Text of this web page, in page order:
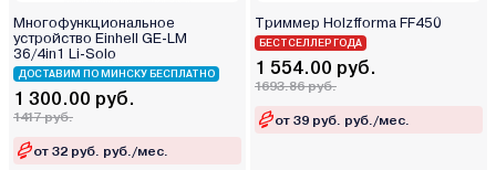
Многофункциональное
устройство Einhell GE-LM
36/4in1 Li-Solo
ДОСТАВИМ ПО МИНСКУ БЕСПЛАТНО
1 300.00 руб.
1417 руб.
от 32 руб. руб./мес.
Триммер Holzfforma FF450
БЕСТСЕЛЛЕР ГОДА
1 554.00 руб.
1693.86 руб.
от 39 руб. руб./мес.